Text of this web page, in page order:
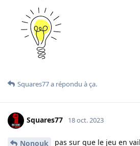
Squares77a répondu à ça.
Squares77 18 oct. 2023
Nonouk pas sur que le jeu en